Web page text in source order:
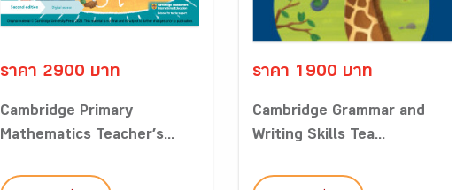
ราคา 2900 บาท
Cambridge Primary
Mathematics Teacher’s...
ราคา 1900 บาท
Cambridge Grammar and
Writing Skills Tea...